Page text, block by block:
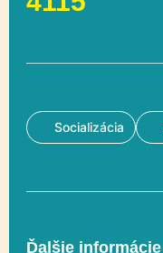
Socializácia
Ďalšie informácie